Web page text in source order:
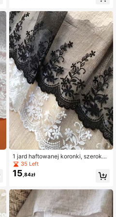
1 jard haftowanej koronki, szerokoś
ć 15 cm, materiał do samodzielnego
wykonania dodatków odzieżowych
35 Left
15 ,84zł